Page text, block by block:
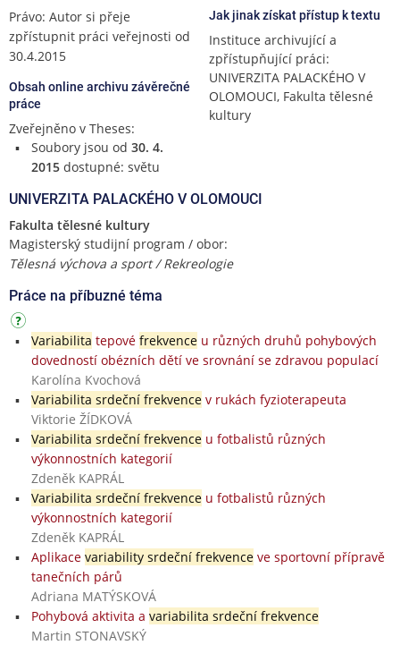
Právo: Autor si přeje
zpřístupnit práci veřejnosti od
30.4.2015
Obsah online archivu závěrečné
práce
Zveřejněno v Theses:
Soubory jsou od 30. 4.
2015dostupné: světu
Jak jinak získat přístup k textu
Instituce archivující a
zpřístupňující práci:
UNIVERZITA PALACKÉHO V
OLOMOUCI, Fakulta tělesné
kultury
UNIVERZITA PALACKÉHO V OLOMOUCI
Fakulta tělesné kultury
Magisterský studijní program / obor:
Tělesná výchova a sport / Rekreologie
Práce na příbuzné téma
Variabilita tepové frekvenceu různých druhů pohybových
dovedností obézních dětí ve srovnání se zdravou populací
Karolína Kvochová
Variabilita srdeční frekvencev rukách fyzioterapeuta
Viktorie ŽÍDKOVÁ
Variabilita srdeční frekvenceu fotbalistů různých
výkonnostních kategorií
Zdeněk KAPRÁL
Variabilita srdeční frekvenceu fotbalistů různých
výkonnostních kategorií
Zdeněk KAPRÁL
Aplikace variability srdeční frekvenceve sportovní přípravě
tanečních párů
Adriana MATÝSKOVÁ
Pohybová aktivita a variabilita srdeční frekvence
Martin STONAVSKÝ